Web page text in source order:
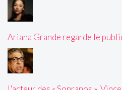
Ariana Grande regarde le